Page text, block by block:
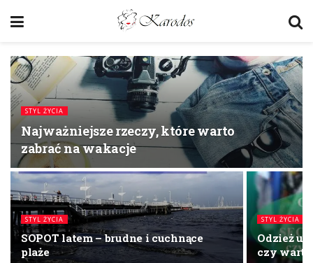
STYL ŻYCIA
Najważniejsze rzeczy, które warto
zabrać na wakacje
STYL ŻYCIA
SOPOT latem – brudne i cuchnące
plaże
STYL ŻYCIA
Odzież
czy